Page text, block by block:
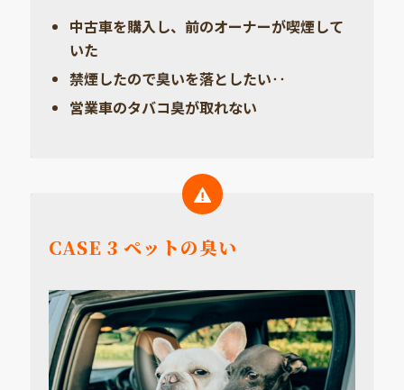
中古車を購入し、前のオーナーが喫煙して
いた
禁煙したので臭いを落としたい‥
営業車のタバコ臭が取れない
CASE 3 ペットの臭い